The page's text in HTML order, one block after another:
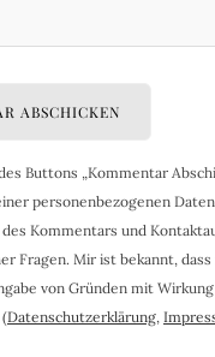
Buttons „Kommentar
personenbezogenen
Kommentars und
Fragen. Mir ist bekannt,
von Gründen mit
Datenschutzerklärung,